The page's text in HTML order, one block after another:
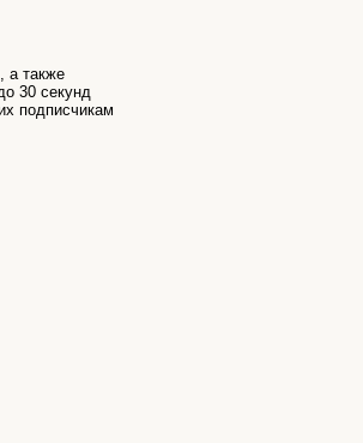
а также
30 секунд
подписчикам